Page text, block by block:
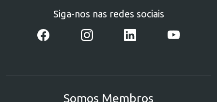
Siga-nos nas redes sociais
Somos Membros